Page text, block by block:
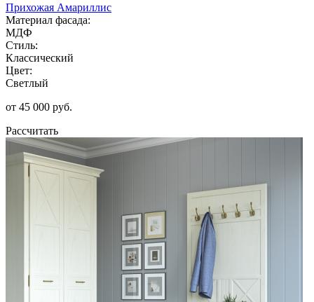
Прихожая Амариллис
Материал фасада:
МДФ
Стиль:
Классический
Цвет:
Светлый
от 45 000 руб.
Рассчитать